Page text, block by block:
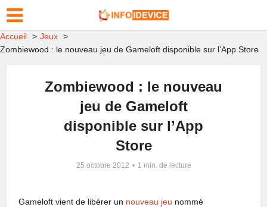
Accueil
Jeux
Zombiewood : le nouveau jeu de Gameloft disponible sur l’App Store
Zombiewood : le nouveau
jeu de Gameloft
disponible sur l’App
Store
25 octobre 2012 1 min. de lecture
Gameloft vient de libérer un nouveau jeu nommé